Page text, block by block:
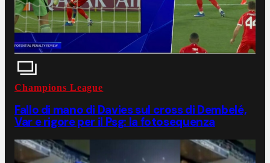
Champions League
Fallo di mano di Davies sul cross di Dembelé,
Var e rigore per il Psg: la fotosequenza